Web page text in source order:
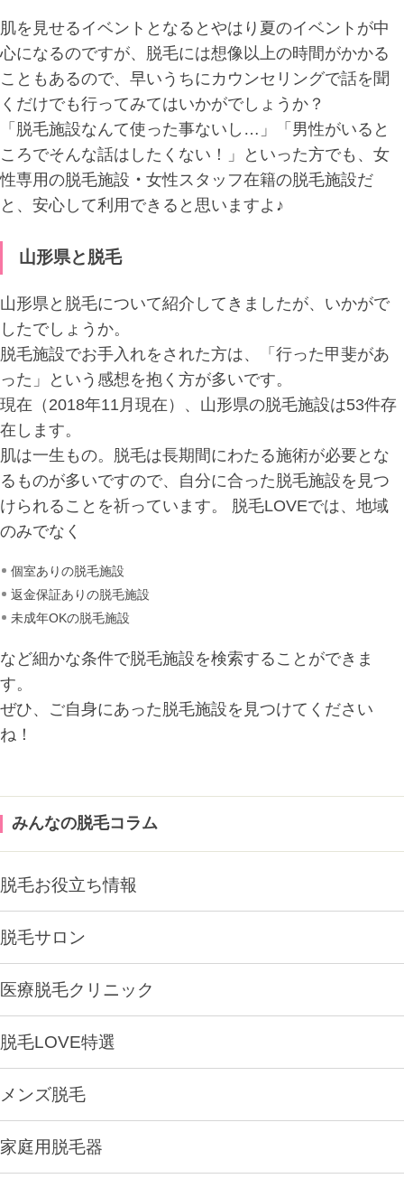
肌を見せるイベントとなるとやはり夏のイベントが中
心になるのですが、脱毛には想像以上の時間がかかる
こともあるので、早いうちにカウンセリングで話を聞
くだけでも行ってみてはいかがでしょうか？
「脱毛施設なんて使った事ないし…」「男性がいると
ころでそんな話はしたくない！」といった方でも、女
性専用の脱毛施設 ・ 女性スタッフ在籍の脱毛施設だ
と、安心して利用できると思いますよ♪
山形県と脱毛
山形県と脱毛について紹介してきましたが、いかがで
したでしょうか。
脱毛施設でお手入れをされた方は、「行った甲斐があ
った」という感想を抱く方が多いです。
現在（2018年11月現在）、山形県の脱毛施設は53件存
在します。
肌は一生もの。脱毛は長期間にわたる施術が必要とな
るものが多いですので、自分に合った脱毛施設を見つ
けられることを祈っています。 脱毛LOVEでは、地域
のみでなく
個室ありの脱毛施設
返金保証ありの脱毛施設
未成年OKの脱毛施設
など細かな条件で脱毛施設を検索することができま
す。
ぜひ、ご自身にあった脱毛施設を見つけてください
ね！
みんなの脱毛コラム
脱毛お役立ち情報
脱毛サロン
医療脱毛クリニック
脱毛LOVE特選
メンズ脱毛
家庭用脱毛器